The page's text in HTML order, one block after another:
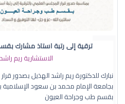
ترقية إلى رتبة استاذ مشارك
الاستشارية ريم
نبارك للدكتورة ريم راشد الهذيل بصدور
بجامعة الإمام محمد بن سعود الإسلامية
بقسم طب وجراحة العيون